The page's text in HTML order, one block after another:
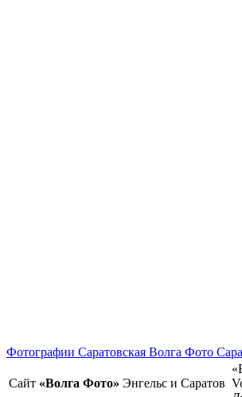
Фотографии Саратовская Волга Фото
Сайт «Волга Фото» Энгельс и Саратов